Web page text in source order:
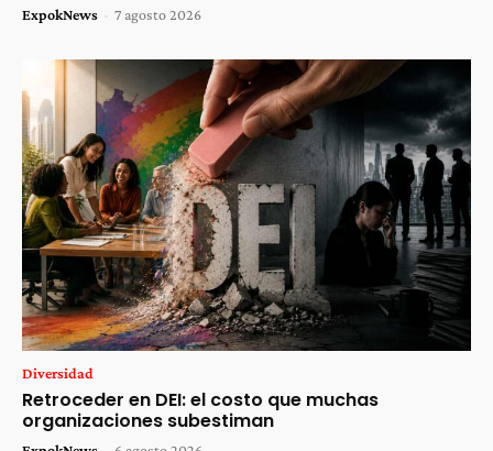
ExpokNews - 7 agosto 2026
Diversidad
Retroceder en DEI: el costo que muchas
organizaciones subestiman